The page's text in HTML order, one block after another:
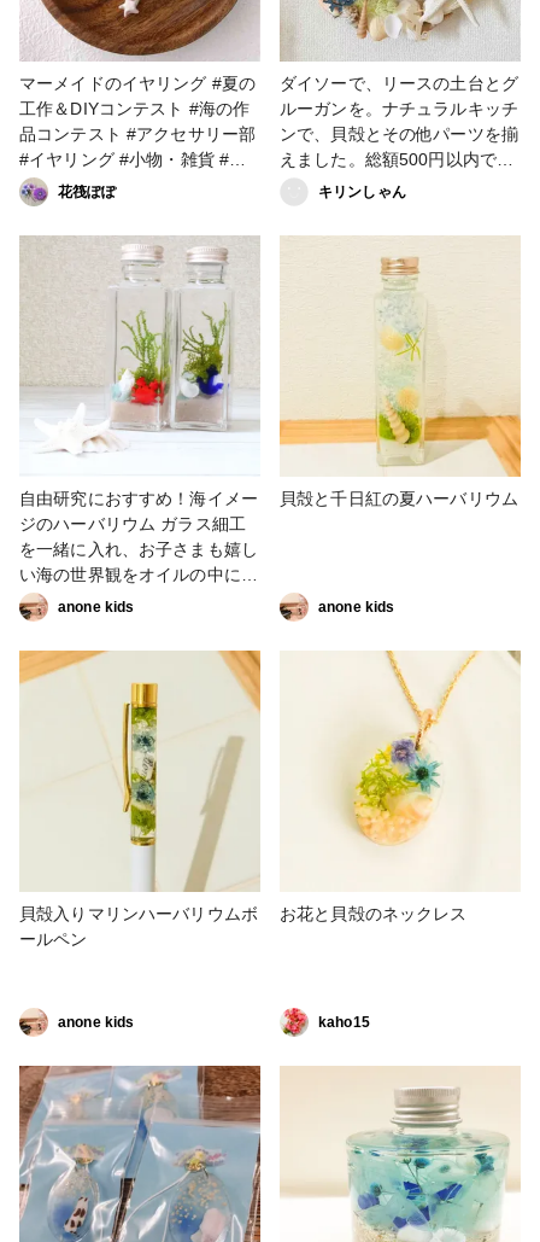
マーメイドのイヤリング #夏の
工作＆DIYコンテスト #海の作
品コンテスト #アクセサリー部
#イヤリング #小物・雑貨 #夏
色 #夏アクセサリー #海 #人魚
#マーメイド #シェル #貝殻 #
貝殻のイヤリング #メルカリ
#minne #販売中 #ファンれぽ
_Tokaiグループ #パーツアクセ
花筏ぽぽ
ダイソーで、リースの土台とグ
ルーガンを。ナチュラルキッチ
ンで、貝殻とその他パーツを揃
えました。総額500円以内で、
出来ます(o´罒`o)♡ #夏色 #海
#貝殻 #シェル #リース #その
他のハンドメイド #ナチュラル
キッチン #ダイソー #海の作品
コンテスト #ワンコイン
キリンしゃん
自由研究におすすめ！海イメー
ジのハーバリウム ガラス細工
を一緒に入れ、お子さまも嬉し
い海の世界観をオイルの中に作
ってみました。ガラス細工と言
えば、大きさに比べてちょっと
高価なイメージでしたが、この
ガラス細工はダイソーで購入し
たものを使っています。100円
でこんなにかわいい素材が手に
入るなんて、嬉しくて思わず購
入してしまいました。ガラス細
工以外にも、ビー玉やおはじき
などを入れても涼しげで夏らし
anone kids
貝殻と千日紅の夏ハーバリウム
anone kids
貝殻入りマリンハーバリウムボ
ールペン
anone kids
お花と貝殻のネックレス
kaho15